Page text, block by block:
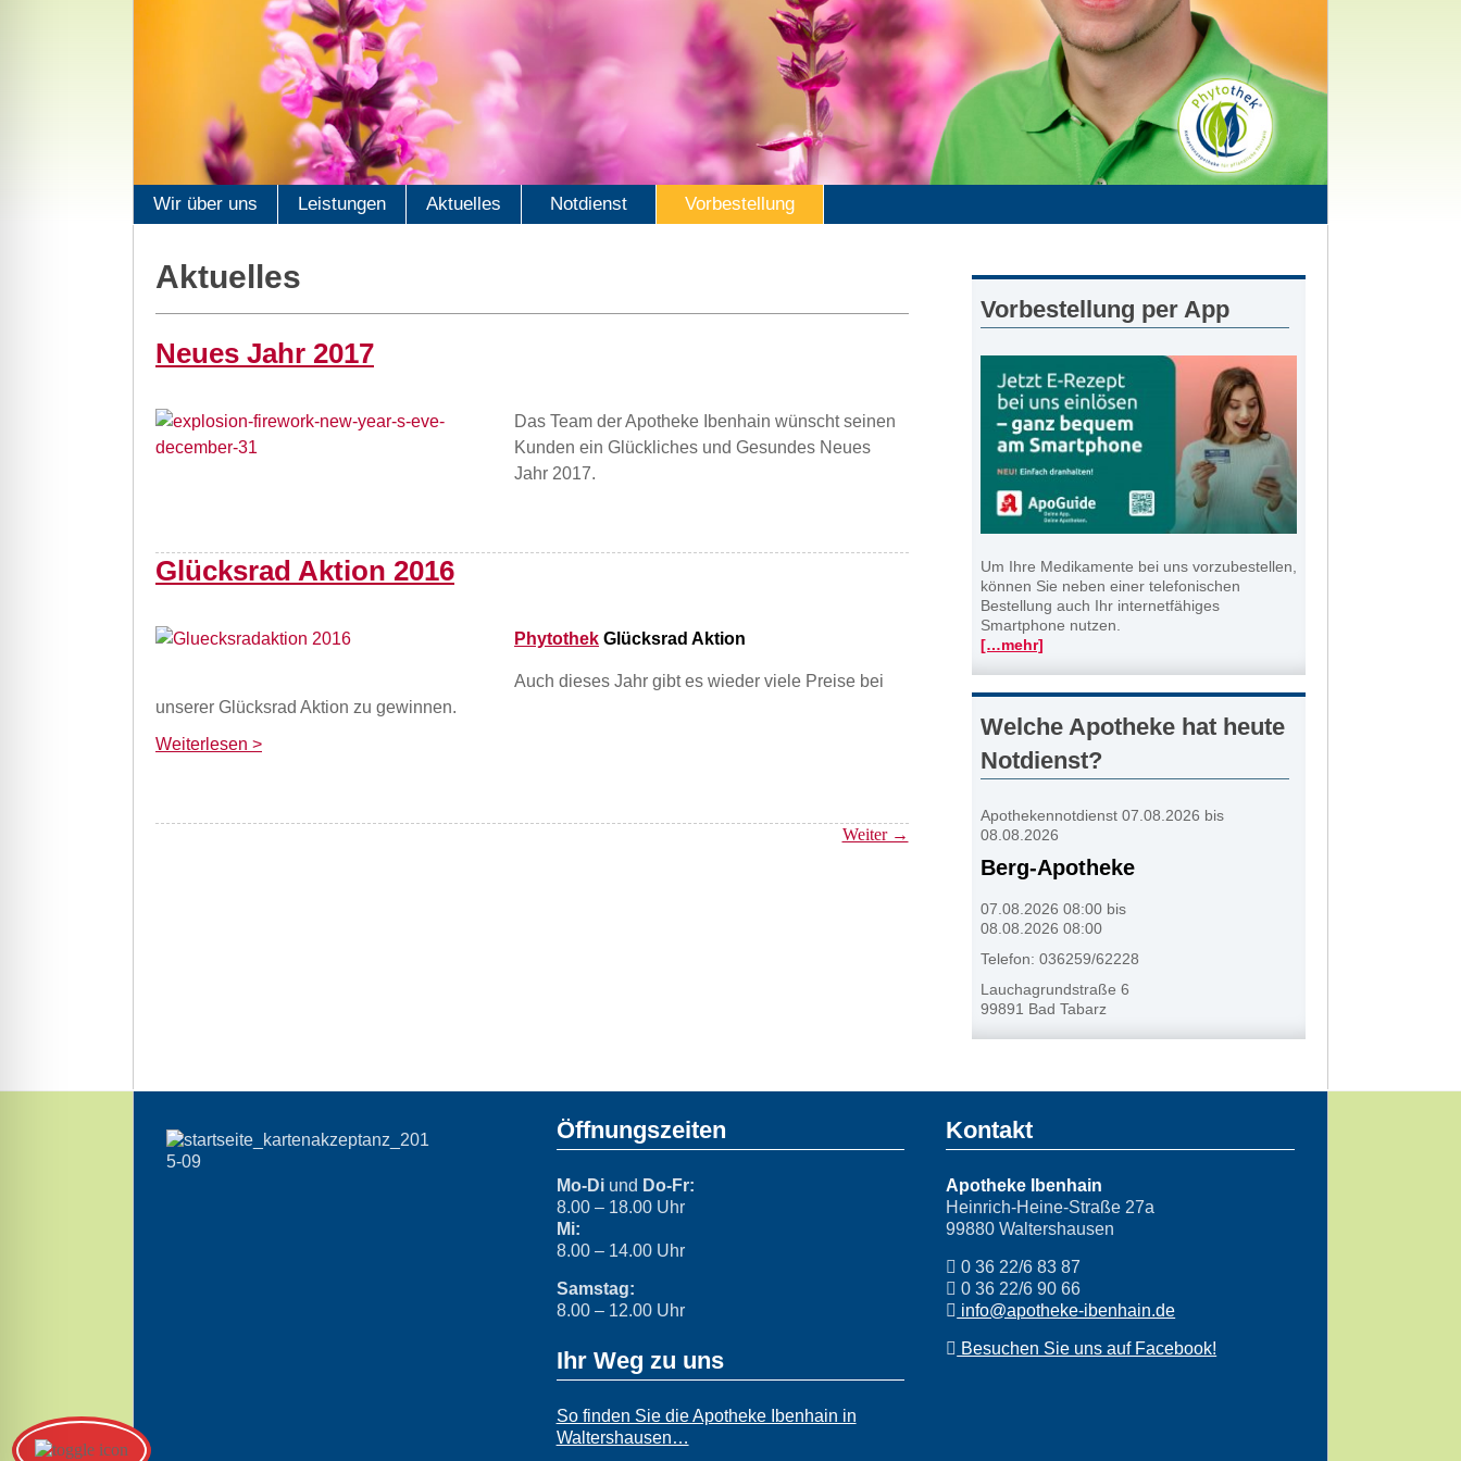
Wir über uns Leistungen Aktuelles Notdienst Vorbestellung
Aktuelles
Neues Jahr 2017
Das Team der Apotheke Ibenhain wünscht seinen
Kunden ein Glückliches und Gesundes Neues
Jahr 2017.
Glücksrad Aktion 2016
Phytothek Glücksrad Aktion
Auch dieses Jahr gibt es wieder viele Preise bei
unserer Glücksrad Aktion zu gewinnen.
Weiterlesen >
Weiter →
Vorbestellung per App
Um Ihre Medikamente bei uns vorzubestellen,
können Sie neben einer telefonischen
Bestellung auch Ihr internetfähiges
Smartphone nutzen.
[…mehr]
Welche Apotheke hat heute
Notdienst?
Apothekennotdienst 07.08.2026 bis
08.08.2026
Berg-Apotheke
07.08.2026 08:00 bis
08.08.2026 08:00
Telefon: 036259/62228
Lauchagrundstraße 6
99891 Bad Tabarz
Öffnungszeiten
Mo-Di und Do-Fr:
8.00 – 18.00 Uhr
Mi:
8.00 – 14.00 Uhr
Samstag:
8.00 – 12.00 Uhr
Ihr Weg zu uns
So finden Sie die Apotheke Ibenhain in
Waltershausen…
Kontakt
Apotheke Ibenhain
Heinrich-Heine-Straße 27a
99880 Waltershausen
0 36 22/6 83 87
0 36 22/6 90 66
info@apotheke-ibenhain.de
Besuchen Sie uns auf Facebook!